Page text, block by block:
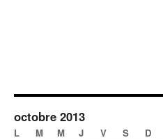
octobre 2013
L M M J V S D